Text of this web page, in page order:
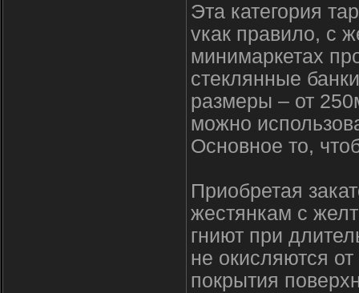
Эта категория
vкак правило, с
минимаркетах
стеклянные
размеры – от
можно
Основное то,
Приобретая
жестянкам с
гниют при
не окисляются
покрытия